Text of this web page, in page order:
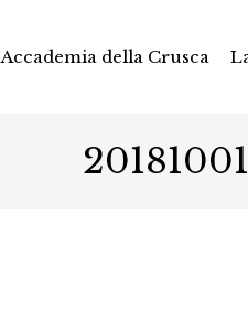
Accademia della Crusca